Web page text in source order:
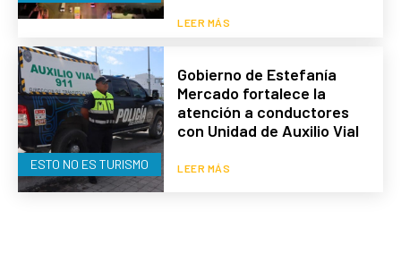
LEER MÁS
ESTO NO ES TURISMO
Gobierno de Estefanía
Mercado fortalece la
atención a conductores
con Unidad de Auxilio Vial
LEER MÁS